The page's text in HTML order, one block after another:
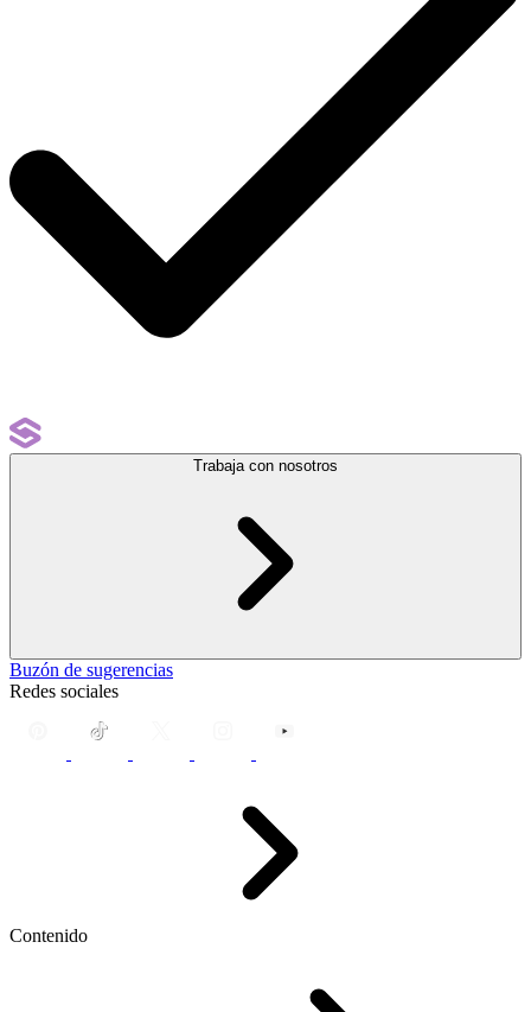
Trabaja con nosotros
Buzón de sugerencias
Redes sociales
Contenido